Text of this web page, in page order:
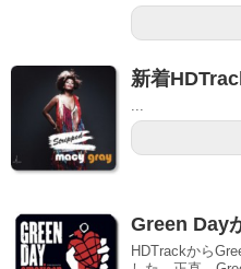
新着
Green Day
HDTrackから